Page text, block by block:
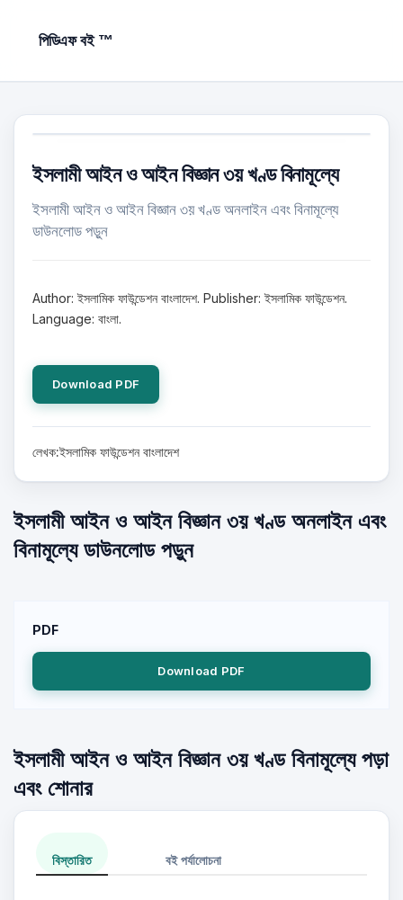
পিডিএফ বই ™
ইসলামী আইন ও আইন বিজ্ঞান ৩য় খণ্ড বিনামূল্যে
ইসলামী আইন ও আইন বিজ্ঞান ৩য় খণ্ড অনলাইন এবং বিনামূল্যে
ডাউনলোড পড়ুন
Author: ইসলামিক ফাউন্ডেশন বাংলাদেশ. Publisher: ইসলামিক ফাউন্ডেশন.
Language: বাংলা.
Download PDF
লেখক:ইসলামিক ফাউন্ডেশন বাংলাদেশ
ইসলামী আইন ও আইন বিজ্ঞান ৩য় খণ্ড অনলাইন এবং
বিনামূল্যে ডাউনলোড পড়ুন
PDF
Download PDF
ইসলামী আইন ও আইন বিজ্ঞান ৩য় খণ্ড বিনামূল্যে পড়া
এবং শোনার
বিস্তারিত বই পর্যালোচনা